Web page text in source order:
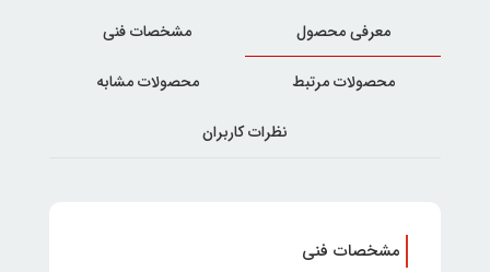
معرفی محصول مشخصات فنی
محصولات مرتبط محصولات مشابه
نظرات کاربران
مشخصات فنی